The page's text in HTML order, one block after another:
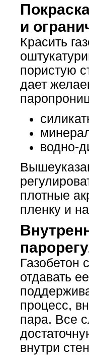
и
Красить
пористую
дает
водно-
плотные
пленку и
Газобетон
отдавать
процесс,
пара. Все
внутри